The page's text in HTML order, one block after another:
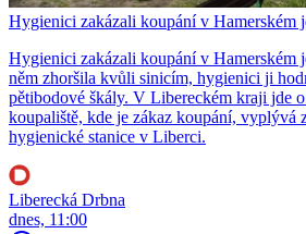
Hygienici zakázali koupání v Hamerském
Hygienici zakázali koupání v Hamerském
něm zhoršila kvůli sinicím, hygienici ji
pětibodové škály. V Libereckém kraji jde
koupaliště, kde je zákaz koupání, vyplývá
hygienické stanice v Liberci.
Liberecká Drbna
dnes, 11:00